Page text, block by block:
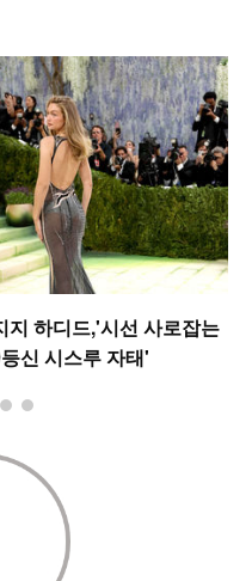
지 하디드,'시선 사로잡는
신 시스루 자태'